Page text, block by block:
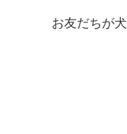
お友だちが